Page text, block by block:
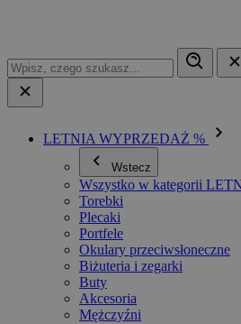
LETNIA WYPRZEDAŻ %
Wstecz
Wszystko w kategorii
Torebki
Plecaki
Portfele
Okulary przeciwsłoneczne
Biżuteria i zegarki
Buty
Akcesoria
Mężczyźni